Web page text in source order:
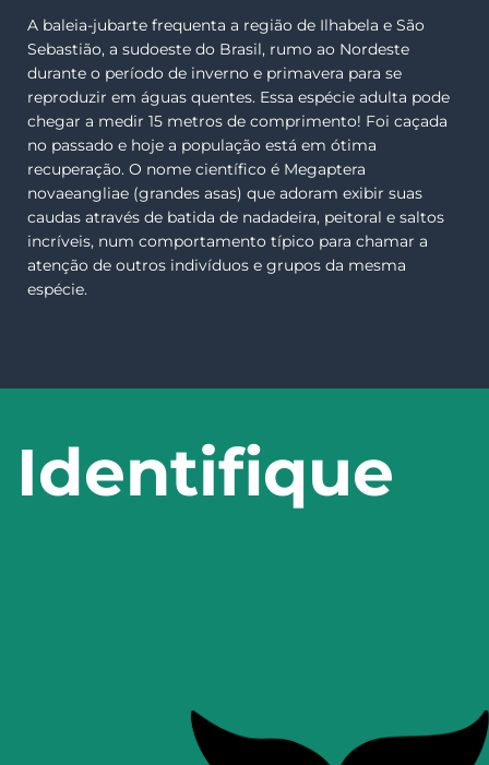
A baleia-jubarte frequenta a região de Ilhabela e São
Sebastião, a sudoeste do Brasil, rumo ao Nordeste
durante o período de inverno e primavera para se
reproduzir em águas quentes. Essa espécie adulta pode
chegar a medir 15 metros de comprimento! Foi caçada
no passado e hoje a população está em ótima
recuperação. O nome científico é Megaptera
novaeangliae (grandes asas) que adoram exibir suas
caudas através de batida de nadadeira, peitoral e saltos
incríveis, num comportamento típico para chamar a
atenção de outros indivíduos e grupos da mesma
espécie.
Identifique